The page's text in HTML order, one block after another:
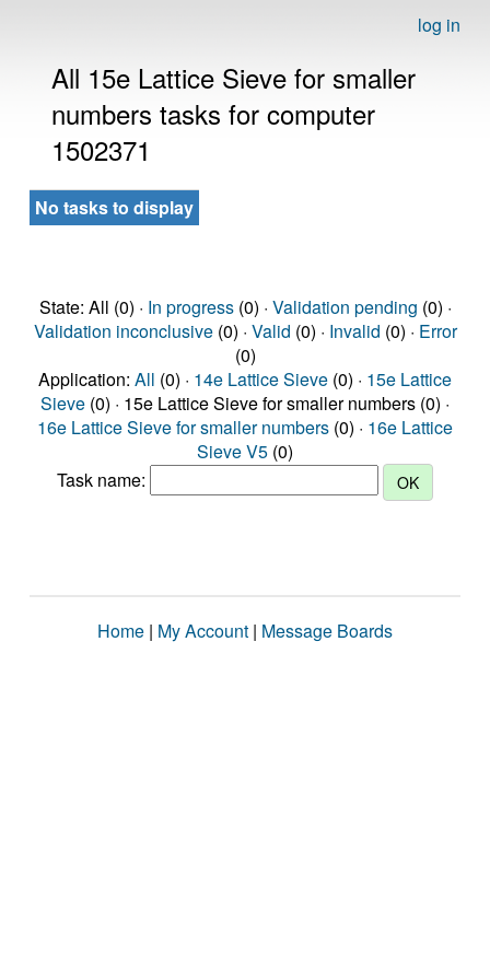
log in
All 15e Lattice Sieve for smaller
numbers tasks for computer
1502371
No tasks to display
State: All (0) · In progress(0) · Validation pending (0) ·
Validation inconclusive(0) · Valid (0) · Invalid (0) · Error
(0)
Application: All (0) · 14e Lattice Sieve (0) · 15e Lattice
Sieve (0) · 15e Lattice Sieve for smaller numbers (0) ·
16e Lattice Sieve for smaller numbers (0) · 16e Lattice
Sieve V5 (0)
Task name:
Home | My Account | Message Boards